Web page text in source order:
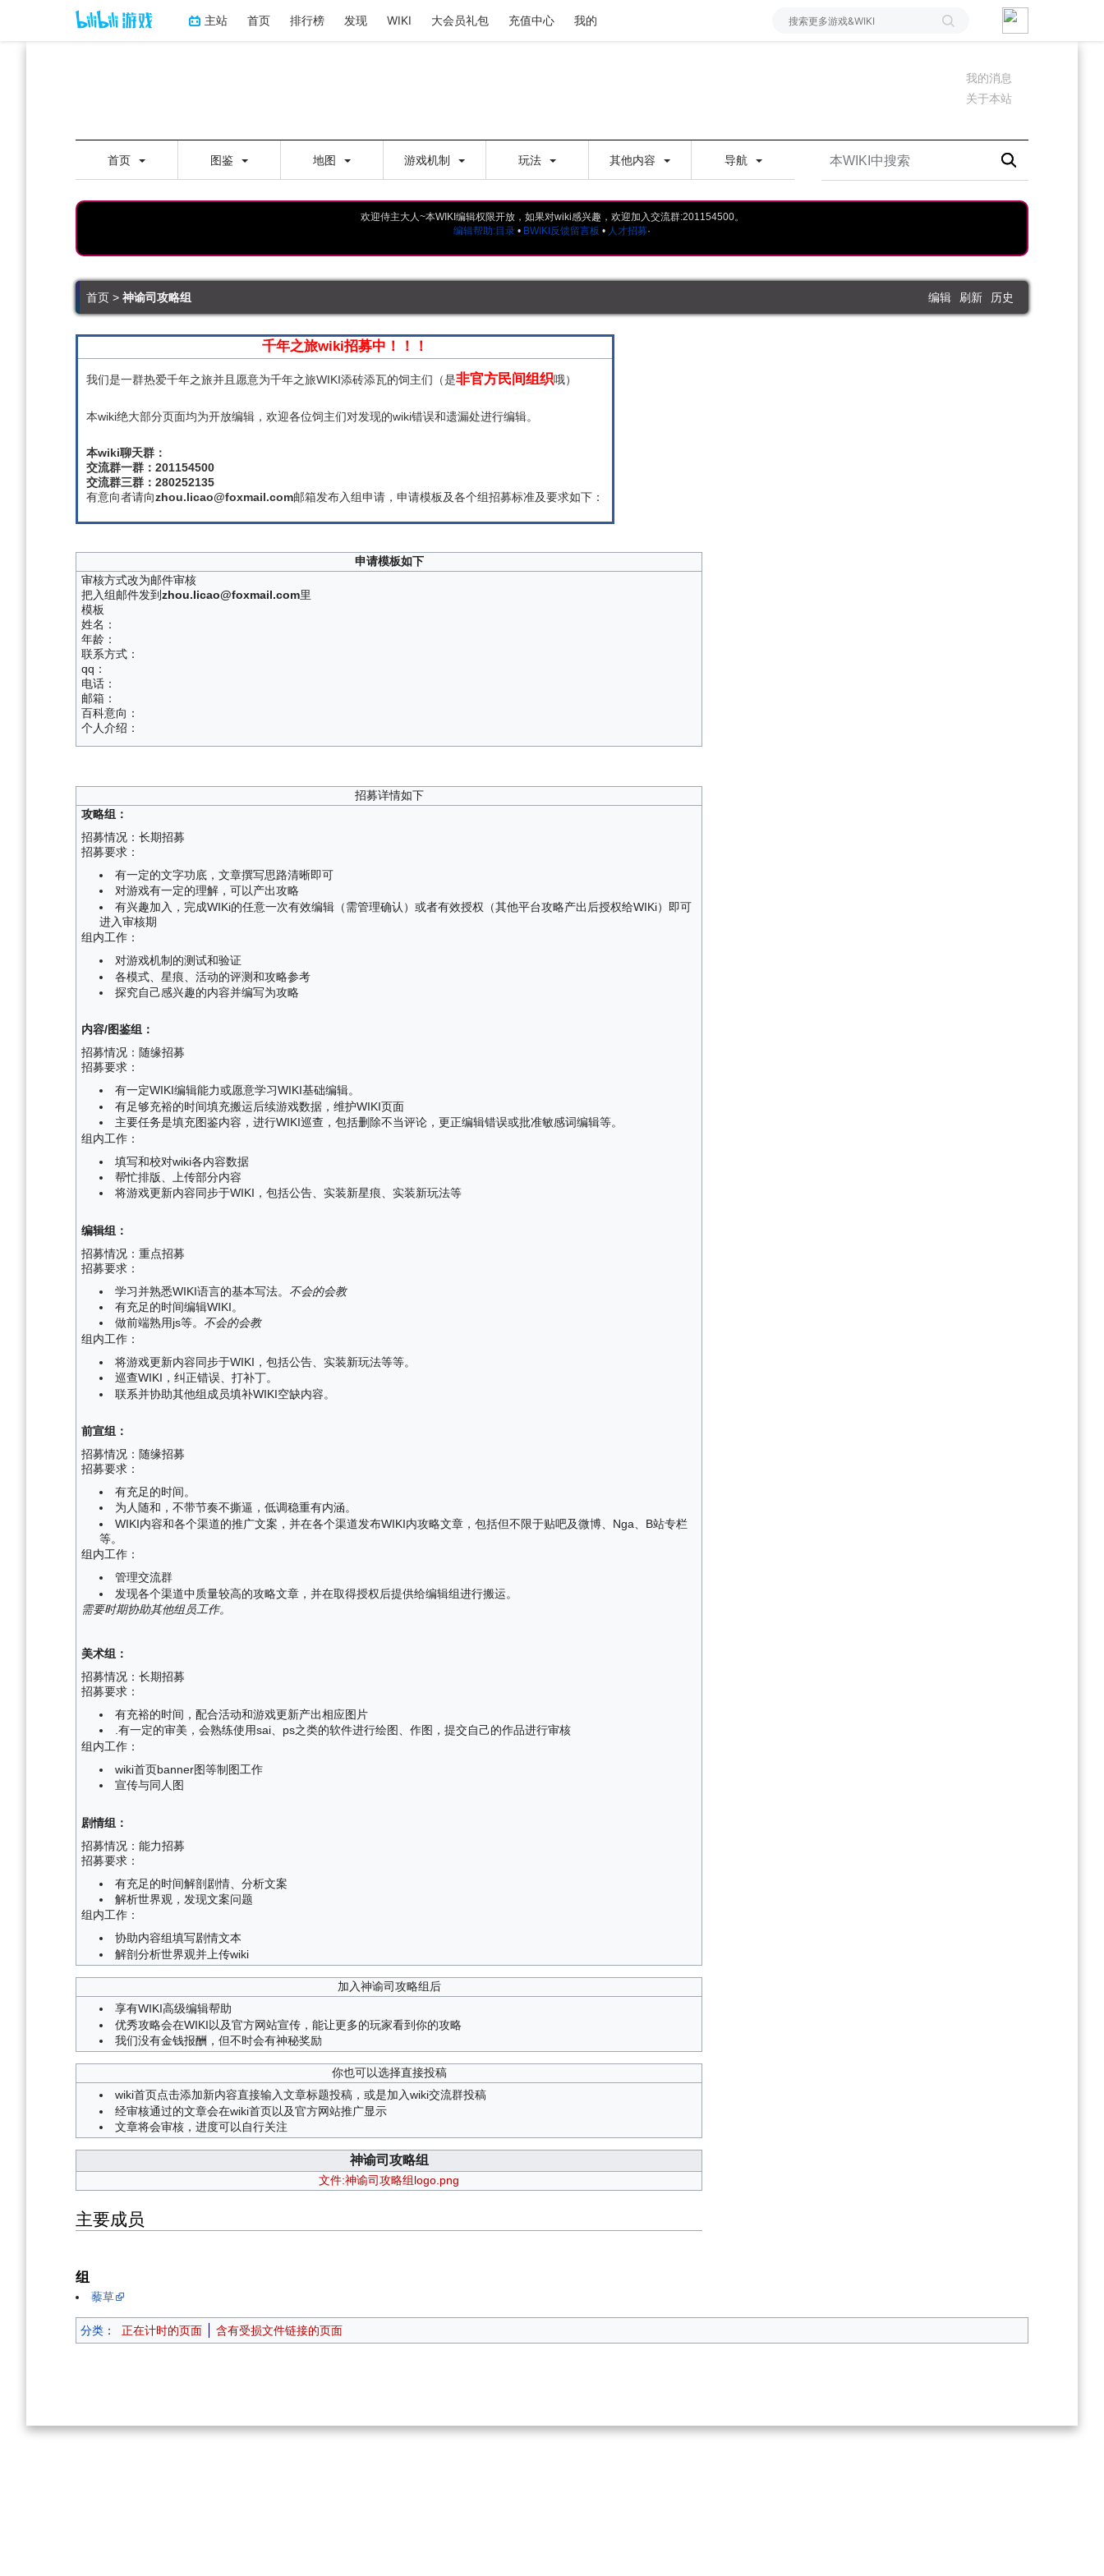
主站 首页 排行榜 发现 WIKI 大会员礼包 充值中心 我的
我的消息
关于本站
首页 图鉴 地图 游戏机制 玩法 其他内容 导航
欢迎侍主大人~本WIKI编辑权限开放，如果对wiki感兴趣，欢迎加入交流群:201154500。
编辑帮助:目录 • BWIKI反馈留言板 • 人才招募·
导
航
搜
索
首页 > 神谕司攻略组 编辑 刷新 历史
千年之旅wiki招募中！！！
我们是一群热爱千年之旅并且愿意为千年之旅WIKI添砖添瓦的饲主们（是非官方民间组织哦）
本wiki绝大部分页面均为开放编辑，欢迎各位饲主们对发现的wiki错误和遗漏处进行编辑。
本wiki聊天群：
交流群一群：201154500
交流群三群：280252135
有意向者请向zhou.licao@foxmail.com邮箱发布入组申请，申请模板及各个组招募标准及要求如下：
申请模板如下
审核方式改为邮件审核
把入组邮件发到zhou.licao@foxmail.com里
模板
姓名：
年龄：
联系方式：
qq：
电话：
邮箱：
百科意向：
个人介绍：
招募详情如下
攻略组：
招募情况：长期招募
招募要求：
有一定的文字功底，文章撰写思路清晰即可
对游戏有一定的理解，可以产出攻略
有兴趣加入，完成WIKi的任意一次有效编辑（需管理确认）或者有效授权（其他平台攻略产出后授权给WIKi）即可
进入审核期
组内工作：
对游戏机制的测试和验证
各模式、星痕、活动的评测和攻略参考
探究自己感兴趣的内容并编写为攻略
内容/图鉴组：
招募情况：随缘招募
招募要求：
有一定WIKI编辑能力或愿意学习WIKI基础编辑。
有足够充裕的时间填充搬运后续游戏数据，维护WIKI页面
主要任务是填充图鉴内容，进行WIKI巡查，包括删除不当评论，更正编辑错误或批准敏感词编辑等。
组内工作：
填写和校对wiki各内容数据
帮忙排版、上传部分内容
将游戏更新内容同步于WIKI，包括公告、实装新星痕、实装新玩法等
编辑组：
招募情况：重点招募
招募要求：
学习并熟悉WIKI语言的基本写法。 不会的会教
有充足的时间编辑WIKI。
做前端熟用js等。 不会的会教
组内工作：
将游戏更新内容同步于WIKI，包括公告、实装新玩法等等。
巡查WIKI，纠正错误、打补丁。
联系并协助其他组成员填补WIKI空缺内容。
前宣组：
招募情况：随缘招募
招募要求：
有充足的时间。
为人随和，不带节奏不撕逼，低调稳重有内涵。
WIKI内容和各个渠道的推广文案，并在各个渠道发布WIKI内攻略文章，包括但不限于贴吧及微博、Nga、B站专栏
等。
组内工作：
管理交流群
发现各个渠道中质量较高的攻略文章，并在取得授权后提供给编辑组进行搬运。
需要时期协助其他组员工作。
美术组：
招募情况：长期招募
招募要求：
有充裕的时间，配合活动和游戏更新产出相应图片
.有一定的审美，会熟练使用sai、ps之类的软件进行绘图、作图，提交自己的作品进行审核
组内工作：
wiki首页banner图等制图工作
宣传与同人图
剧情组：
招募情况：能力招募
招募要求：
有充足的时间解剖剧情、分析文案
解析世界观，发现文案问题
组内工作：
协助内容组填写剧情文本
解剖分析世界观并上传wiki
加入神谕司攻略组后
享有WIKI高级编辑帮助
优秀攻略会在WIKI以及官方网站宣传，能让更多的玩家看到你的攻略
我们没有金钱报酬，但不时会有神秘奖励
你也可以选择直接投稿
wiki首页点击添加新内容直接输入文章标题投稿，或是加入wiki交流群投稿
经审核通过的文章会在wiki首页以及官方网站推广显示
文章将会审核，进度可以自行关注
神谕司攻略组
文件:神谕司攻略组logo.png
主要成员
组
藜草
分类 ： 正在计时的页面 含有受损文件链接的页面